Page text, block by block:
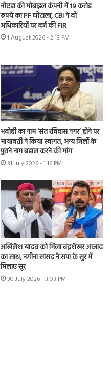
नोएडा की मोबाइल कंपनी में 19 करोड़
रुपये का PF घोटाला, CBI ने दो
अधिकारियों पर दर्ज की FIR
1 August 2026 - 2:13 PM
भदोही का नाम ‘संत रविदास नगर’ होने पर
मायावती ने किया स्वागत, अन्य जिलों के
पुराने नाम बहाल करने की मांग
31 July 2026 - 1:16 PM
अखिलेश यादव को मिला चंद्रशेखर आजाद
का साथ, नगीना सांसद ने सपा के सुर में
मिलाए सुर
30 July 2026 - 3:03 PM